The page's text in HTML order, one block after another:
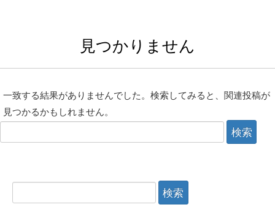
見つかりません
一致する結果がありませんでした。検索してみると、関連投稿が
見つかるかもしれません。
検
索: